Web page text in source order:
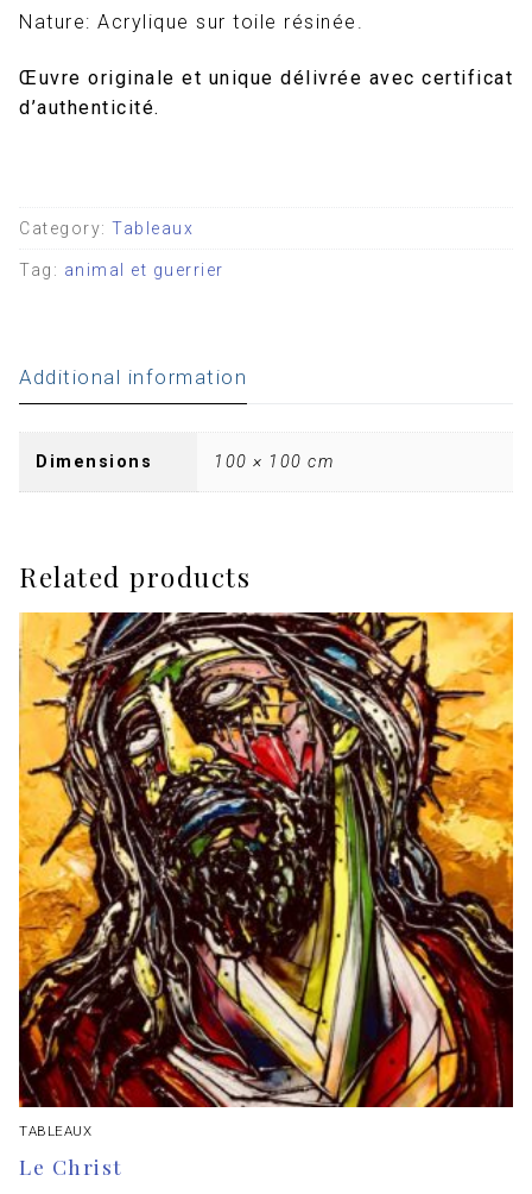
Nature: Acrylique sur toile résinée.
Œuvre originale et unique délivrée avec certificat
d’authenticité.
Category: Tableaux
Tag: animal et guerrier
Additional information
Dimensions 100 × 100 cm
Related products
TABLEAUX
Le Christ